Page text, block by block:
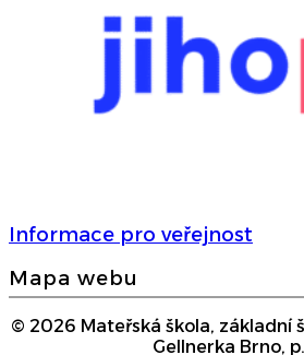
Informace pro veřejnost
Mapa webu
© 2026 Mateřská škola, základní
Gellnerka Brno,